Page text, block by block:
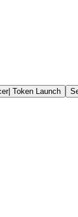
| Token Launch